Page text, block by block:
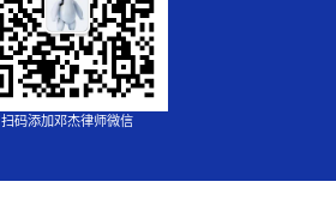
扫码添加邓杰律师微信